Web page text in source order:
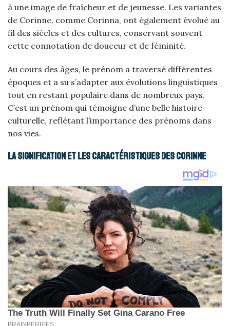
à une image de fraîcheur et de jeunesse. Les variantes
de Corinne, comme Corinna, ont également évolué au
fil des siècles et des cultures, conservant souvent
cette connotation de douceur et de féminité.
Au cours des âges, le prénom a traversé différentes
époques et a su s’adapter aux évolutions linguistiques
tout en restant populaire dans de nombreux pays.
C’est un prénom qui témoigne d’une belle histoire
culturelle, reflétant l’importance des prénoms dans
nos vies.
La signification et les caractéristiques des Corinne